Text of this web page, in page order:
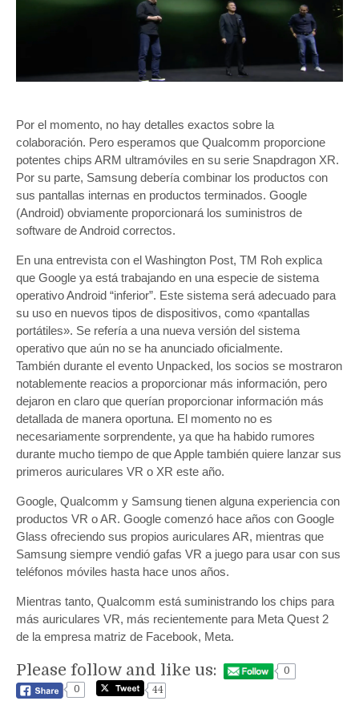
Por el momento, no hay detalles exactos sobre la
colaboración. Pero esperamos que Qualcomm proporcione
potentes chips ARM ultramóviles en su serie Snapdragon XR.
Por su parte, Samsung debería combinar los productos con
sus pantallas internas en productos terminados. Google
(Android) obviamente proporcionará los suministros de
software de Android correctos.
En una entrevista con el Washington Post, TM Roh explica
que Google ya está trabajando en una especie de sistema
operativo Android “inferior”. Este sistema será adecuado para
su uso en nuevos tipos de dispositivos, como «pantallas
portátiles». Se refería a una nueva versión del sistema
operativo que aún no se ha anunciado oficialmente.
También durante el evento Unpacked, los socios se mostraron
notablemente reacios a proporcionar más información, pero
dejaron en claro que querían proporcionar información más
detallada de manera oportuna. El momento no es
necesariamente sorprendente, ya que ha habido rumores
durante mucho tiempo de que Apple también quiere lanzar sus
primeros auriculares VR o XR este año.
Google, Qualcomm y Samsung tienen alguna experiencia con
productos VR o AR. Google comenzó hace años con Google
Glass ofreciendo sus propios auriculares AR, mientras que
Samsung siempre vendió gafas VR a juego para usar con sus
teléfonos móviles hasta hace unos años.
Mientras tanto, Qualcomm está suministrando los chips para
más auriculares VR, más recientemente para Meta Quest 2
de la empresa matriz de Facebook, Meta.
Please follow and like us:
0
0
44